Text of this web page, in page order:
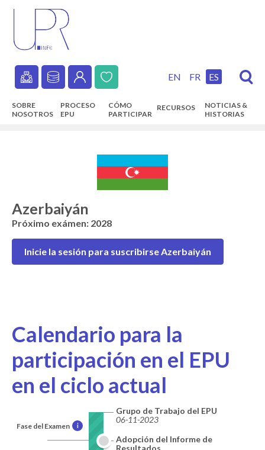
content
Secondary
navigation
EN FR ES
SOBRE
NOSOTROS
PROCESO
EPU
CÓMO
PARTICIPAR
RECURSOS
NOTICIAS &
HISTORIAS
Azerbaiyán
Próximo exámen: 2028
Inicie la sesión para suscribirse Azerbaiyán
Calendario para la
participación en el EPU
en el ciclo actual
Fase del Examen i
Grupo de Trabajo del EPU
06-11-2023
Adopción del Informe de
Resultados